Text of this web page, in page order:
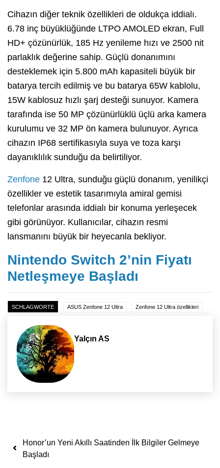
Cihazın diğer teknik özellikleri de oldukça iddialı.
6.78 inç büyüklüğünde LTPO AMOLED ekran, Full
HD+ çözünürlük, 185 Hz yenileme hızı ve 2500 nit
parlaklık değerine sahip. Güçlü donanımını
desteklemek için 5.800 mAh kapasiteli büyük bir
batarya tercih edilmiş ve bu batarya 65W kablolu,
15W kablosuz hızlı şarj desteği sunuyor. Kamera
tarafında ise 50 MP çözünürlüklü üçlü arka kamera
kurulumu ve 32 MP ön kamera bulunuyor. Ayrıca
cihazın IP68 sertifikasıyla suya ve toza karşı
dayanıklılık sunduğu da belirtiliyor.
Zenfone 12 Ultra, sunduğu güçlü donanım, yenilikçi
özellikler ve estetik tasarımıyla amiral gemisi
telefonlar arasında iddialı bir konuma yerleşecek
gibi görünüyor. Kullanıcılar, cihazın resmi
lansmanını büyük bir heyecanla bekliyor.
Nintendo Switch 2’nin Fiyatı
Netleşmeye Başladı
SCHLAGWORTE ASUS Zenfone 12 Ultra Zenfone 12 Ultra özellikleri
Yalçın AS
Yazı dolaşımı
Honor’un Yeni Akıllı Saatinden İlk Bilgiler Gelmeye
Başladı